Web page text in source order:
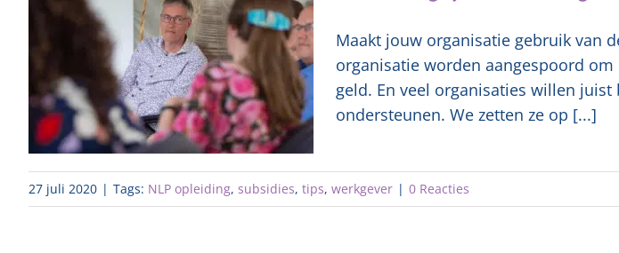
Maakt jouw organisatie gebruik van
organisatie worden aangespoord
geld. En veel organisaties willen
ondersteunen. We zetten ze op [...]
27 juli 2020 | Tags: NLP opleiding, subsidies, tips, werkgever | 0 Reacties